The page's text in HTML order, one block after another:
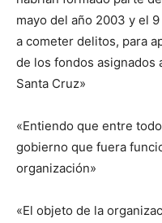
mayo del año 2003 y el
a cometer delitos, para
de los fondos asignados
Santa Cruz»
«Entiendo que entre
gobierno que fuera
organización»
«El objeto de la